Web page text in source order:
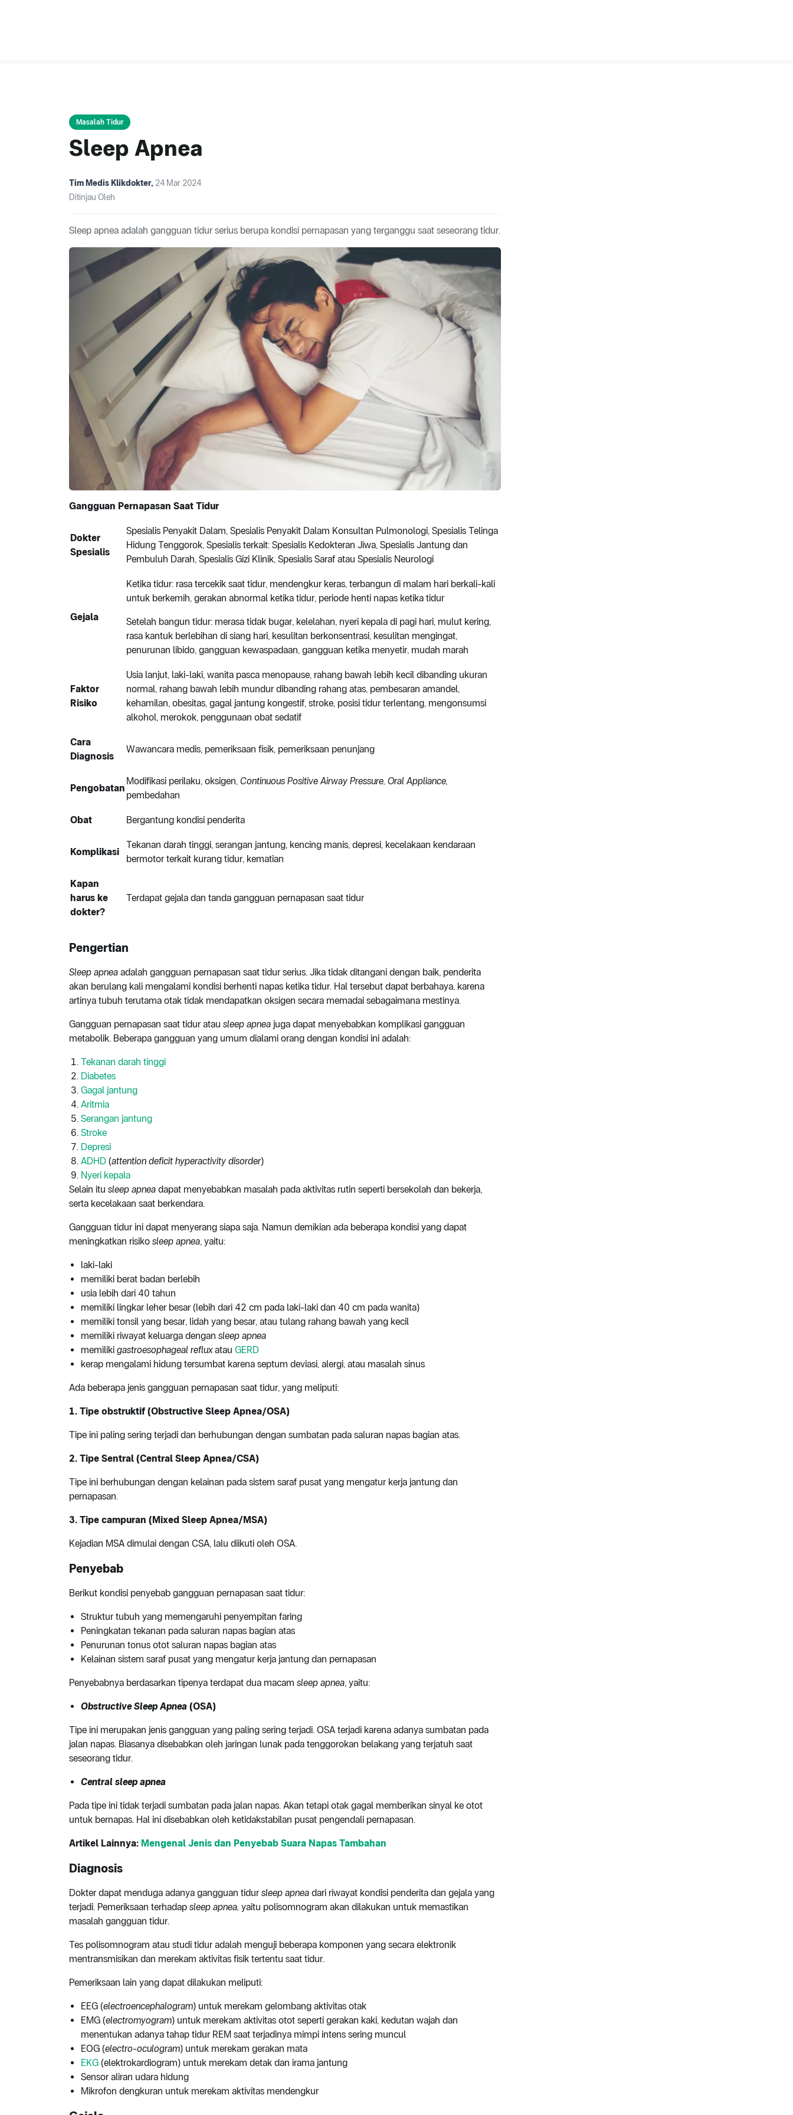
Masalah Tidur
Sleep Apnea
Tim Medis Klikdokter, 24 Mar 2024
Ditinjau Oleh
Sleep apnea adalah gangguan tidur serius berupa kondisi pernapasan yang terganggu saat seseorang tidur.
Gangguan Pernapasan Saat Tidur
Dokter
Spesialis
Spesialis Penyakit Dalam, Spesialis Penyakit Dalam Konsultan Pulmonologi, Spesialis Telinga
Hidung Tenggorok, Spesialis terkait: Spesialis Kedokteran Jiwa, Spesialis Jantung dan
Pembuluh Darah, Spesialis Gizi Klinik, Spesialis Saraf atau Spesialis Neurologi
Gejala
Ketika tidur: rasa tercekik saat tidur, mendengkur keras, terbangun di malam hari berkali-kali
untuk berkemih, gerakan abnormal ketika tidur, periode henti napas ketika tidur
Setelah bangun tidur: merasa tidak bugar, kelelahan, nyeri kepala di pagi hari, mulut kering,
rasa kantuk berlebihan di siang hari, kesulitan berkonsentrasi, kesulitan mengingat,
penurunan libido, gangguan kewaspadaan, gangguan ketika menyetir, mudah marah
Faktor
Risiko
Usia lanjut, laki-laki, wanita pasca menopause, rahang bawah lebih kecil dibanding ukuran
normal, rahang bawah lebih mundur dibanding rahang atas, pembesaran amandel,
kehamilan, obesitas, gagal jantung kongestif, stroke, posisi tidur terlentang, mengonsumsi
alkohol, merokok, penggunaan obat sedatif
Cara
Diagnosis
Wawancara medis, pemeriksaan fisik, pemeriksaan penunjang
Pengobatan
Modifikasi perilaku, oksigen, Continuous Positive Airway Pressure, Oral Appliance,
pembedahan
Obat Bergantung kondisi penderita
Komplikasi
Tekanan darah tinggi, serangan jantung, kencing manis, depresi, kecelakaan kendaraan
bermotor terkait kurang tidur, kematian
Kapan
harus ke
dokter?
Terdapat gejala dan tanda gangguan pernapasan saat tidur
Pengertian
Sleep apnea adalah gangguan pernapasan saat tidur serius. Jika tidak ditangani dengan baik, penderita
akan berulang kali mengalami kondisi berhenti napas ketika tidur. Hal tersebut dapat berbahaya, karena
artinya tubuh terutama otak tidak mendapatkan oksigen secara memadai sebagaimana mestinya.
Gangguan pernapasan saat tidur atau sleep apnea juga dapat menyebabkan komplikasi gangguan
metabolik. Beberapa gangguan yang umum dialami orang dengan kondisi ini adalah:
Tekanan darah tinggi
Diabetes
Gagal jantung
Aritmia
Serangan jantung
Stroke
Depresi
ADHD (attention deficit hyperactivity disorder)
Nyeri kepala
Selain itu sleep apnea dapat menyebabkan masalah pada aktivitas rutin seperti bersekolah dan bekerja,
serta kecelakaan saat berkendara.
Gangguan tidur ini dapat menyerang siapa saja. Namun demikian ada beberapa kondisi yang dapat
meningkatkan risiko sleep apnea, yaitu:
laki-laki
memiliki berat badan berlebih
usia lebih dari 40 tahun
memiliki lingkar leher besar (lebih dari 42 cm pada laki-laki dan 40 cm pada wanita)
memiliki tonsil yang besar, lidah yang besar, atau tulang rahang bawah yang kecil
memiliki riwayat keluarga dengan sleep apnea
memiliki gastroesophageal refluxatau GERD
kerap mengalami hidung tersumbat karena septum deviasi, alergi, atau masalah sinus
Ada beberapa jenis gangguan pernapasan saat tidur, yang meliputi:
1. Tipe obstruktif (Obstructive Sleep Apnea/OSA)
Tipe ini paling sering terjadi dan berhubungan dengan sumbatan pada saluran napas bagian atas.
2. Tipe Sentral (Central Sleep Apnea/CSA)
Tipe ini berhubungan dengan kelainan pada sistem saraf pusat yang mengatur kerja jantung dan
pernapasan.
3. Tipe campuran (Mixed Sleep Apnea/MSA)
Kejadian MSA dimulai dengan CSA, lalu diikuti oleh OSA.
Penyebab
Berikut kondisi penyebab gangguan pernapasan saat tidur:
Struktur tubuh yang memengaruhi penyempitan faring
Peningkatan tekanan pada saluran napas bagian atas
Penurunan tonus otot saluran napas bagian atas
Kelainan sistem saraf pusat yang mengatur kerja jantung dan pernapasan
Penyebabnya berdasarkan tipenya terdapat dua macam sleep apnea, yaitu:
Obstructive Sleep Apnea (OSA)
Tipe ini merupakan jenis gangguan yang paling sering terjadi. OSA terjadi karena adanya sumbatan pada
jalan napas. Biasanya disebabkan oleh jaringan lunak pada tenggorokan belakang yang terjatuh saat
seseorang tidur.
Central sleep apnea
Pada tipe ini tidak terjadi sumbatan pada jalan napas. Akan tetapi otak gagal memberikan sinyal ke otot
untuk bernapas. Hal ini disebabkan oleh ketidakstabilan pusat pengendali pernapasan.
Artikel Lainnya: Mengenal Jenis dan Penyebab Suara Napas Tambahan
Diagnosis
Dokter dapat menduga adanya gangguan tidur sleep apnea dari riwayat kondisi penderita dan gejala yang
terjadi. Pemeriksaan terhadap sleep apnea, yaitu polisomnogram akan dilakukan untuk memastikan
masalah gangguan tidur.
Tes polisomnogram atau studi tidur adalah menguji beberapa komponen yang secara elektronik
mentransmisikan dan merekam aktivitas fisik tertentu saat tidur.
Pemeriksaan lain yang dapat dilakukan meliputi:
EEG (electroencephalogram) untuk merekam gelombang aktivitas otak
EMG (electromyogram) untuk merekam aktivitas otot seperti gerakan kaki, kedutan wajah dan
menentukan adanya tahap tidur REM saat terjadinya mimpi intens sering muncul
EOG (electro-oculogram) untuk merekam gerakan mata
EKG (elektrokardiogram) untuk merekam detak dan irama jantung
Sensor aliran udara hidung
Mikrofon dengkuran untuk merekam aktivitas mendengkur